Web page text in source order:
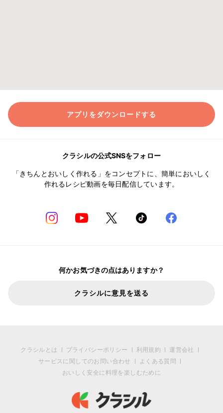
アプリをダウンロードする
クラシルの公式SNSをフォロー
「きちんとおいしく作れる」をコンセプトに、簡単においしく
作れるレシピ動画を毎日配信しています。
何かお気づきの点はありますか？
クラシルに意見を送る
クラシルとは プライバシーポリシー 利用規約
運営会社
サービスに関してのお問い合わせ
よくある質問
おいしく安全に料理を楽しむために